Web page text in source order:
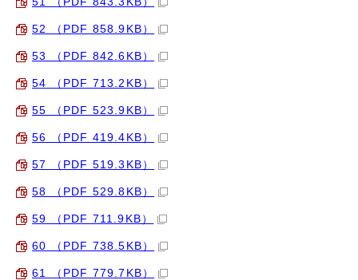
52 （PDF 858.9KB）
53 （PDF 842.6KB）
54 （PDF 713.2KB）
55 （PDF 523.9KB）
56 （PDF 419.4KB）
57 （PDF 519.3KB）
58 （PDF 529.8KB）
59 （PDF 711.9KB）
60 （PDF 738.5KB）
61 （PDF 779.7KB）